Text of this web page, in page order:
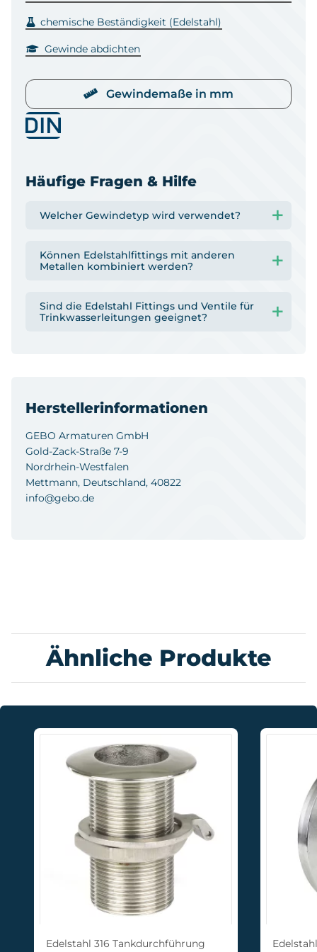
chemische Beständigkeit (Edelstahl)
Gewinde abdichten
Gewindemaße in mm
Häufige Fragen & Hilfe
Welcher Gewindetyp wird verwendet?
Können Edelstahlfittings mit anderen
Metallen kombiniert werden?
Sind die Edelstahl Fittings und Ventile für
Trinkwasserleitungen geeignet?
Herstellerinformationen
GEBO Armaturen GmbH
Gold-Zack-Straße 7-9
Nordrhein-Westfalen
Mettmann, Deutschland, 40822
info@gebo.de
Ähnliche Produkte
Edelstahl 316 Tankdurchführung